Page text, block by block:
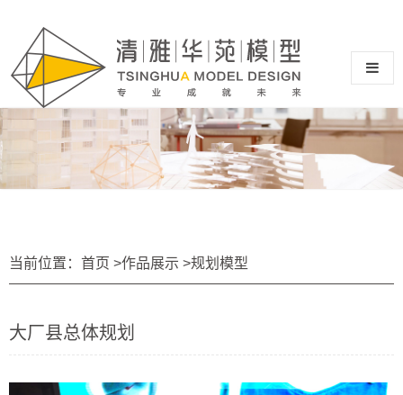
当前位置： 首页 >作品展示 >规划模型
大厂县总体规划